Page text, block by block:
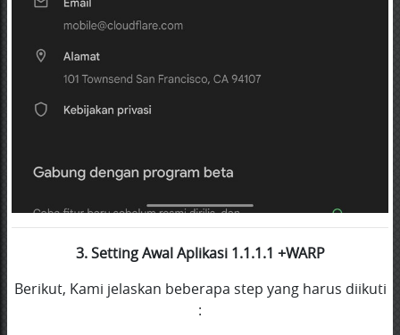
3. Setting Awal Aplikasi 1.1.1.1 +WARP
Berikut, Kami jelaskan beberapa step yang harus diikuti
: